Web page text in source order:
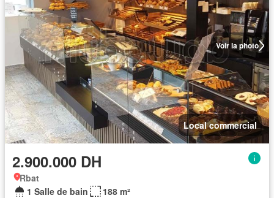
Voir la photo
Local commercial
2.900.000 DH
Rbat
1 Salle de bain
188 m²